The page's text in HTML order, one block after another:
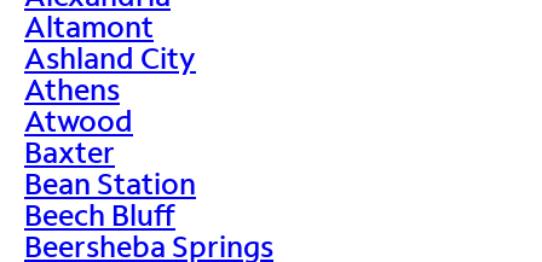
Altamont
Ashland City
Athens
Atwood
Baxter
Bean Station
Beech Bluff
Beersheba Springs